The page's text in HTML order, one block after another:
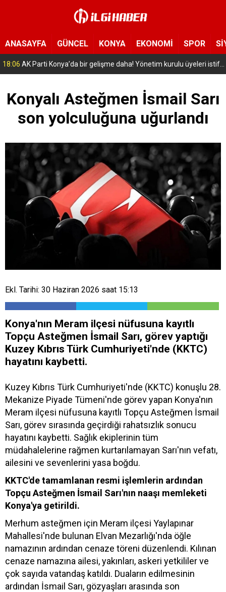
ANASAYFA GÜNCEL KONYA EKONOMİ SPOR
16:56 Selçuklu’da geleceğin mühendisleri yetişiyor! Çocuklar uzay ve havacılığa adım attı
Konyalı Asteğmen İsmail Sarı
son yolculuğuna uğurlandı
Ekl. Tarihi: 30 Haziran 2026 saat 15:13
Konya'nın Meram ilçesi nüfusuna kayıtlı
Topçu Asteğmen İsmail Sarı, görev yaptığı
Kuzey Kıbrıs Türk Cumhuriyeti'nde (KKTC)
hayatını kaybetti.
Kuzey Kıbrıs Türk Cumhuriyeti'nde (KKTC) konuşlu 28.
Mekanize Piyade Tümeni'nde görev yapan Konya'nın
Meram ilçesi nüfusuna kayıtlı Topçu Asteğmen İsmail
Sarı, görev sırasında geçirdiği rahatsızlık sonucu
hayatını kaybetti. Sağlık ekiplerinin tüm
müdahalelerine rağmen kurtarılamayan Sarı'nın vefatı,
ailesini ve sevenlerini yasa boğdu.
KKTC'de tamamlanan resmi işlemlerin ardından
Topçu Asteğmen İsmail Sarı'nın naaşı memleketi
Konya'ya getirildi.
Merhum asteğmen için Meram ilçesi Yaylapınar
Mahallesi'nde bulunan Elvan Mezarlığı'nda öğle
namazının ardından cenaze töreni düzenlendi. Kılınan
cenaze namazına ailesi, yakınları, askeri yetkililer ve
çok sayıda vatandaş katıldı. Duaların edilmesinin
ardından İsmail Sarı, gözyaşları arasında son